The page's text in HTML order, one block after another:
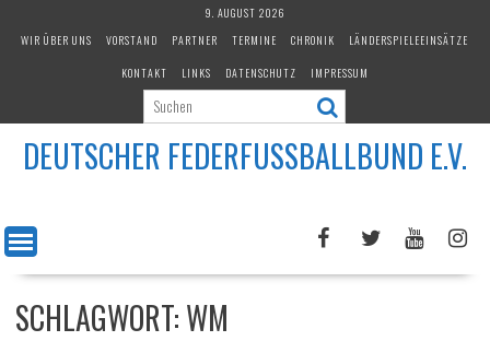
9. AUGUST 2026
WIR ÜBER UNS
VORSTAND PARTNER TERMINE CHRONIK
LÄNDERSPIELEEINSÄTZE
KONTAKT
LINKS DATENSCHUTZ IMPRESSUM
DEUTSCHER FEDERFUSSBALLBUND E.V.
SCHLAGWORT:WM